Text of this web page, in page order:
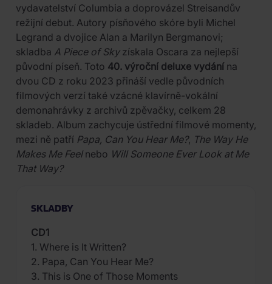
vydavatelství Columbia a doprovázel Streisandův
režijní debut. Autory písňového skóre byli Michel
Legrand a dvojice Alan a Marilyn Bergmanovi;
skladba A Piece of Skyzískala Oscara za nejlepší
původní píseň. Toto 40. výroční deluxe vydání na
dvou CD z roku 2023 přináší vedle původních
filmových verzí také vzácné klavírně-vokální
demonahrávky z archivů zpěvačky, celkem 28
skladeb. Album zachycuje ústřední filmové momenty,
mezi ně patří Papa, Can You Hear Me?, The Way He
Makes Me Feelnebo Will Someone Ever Look at Me
That Way?
SKLADBY
CD1
1. Where is It Written?
2. Papa, Can You Hear Me?
3. This is One of Those Moments